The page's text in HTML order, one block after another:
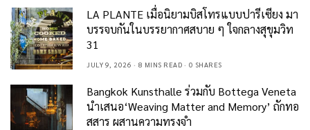
LA PLANTE เมื่อนิยามบิสโทรแบบปารีเซียง มา
บรรจบกันในบรรยากาศสบาย ๆ ใจกลางสุขุมวิท
31
JULY 9, 2026 8 MINS READ 0 SHARES
Bangkok Kunsthalle ร่วมกับ Bottega Veneta
นำเสนอ‘Weaving Matter and Memory’ ถักทอ
สสาร ผสานความทรงจำ